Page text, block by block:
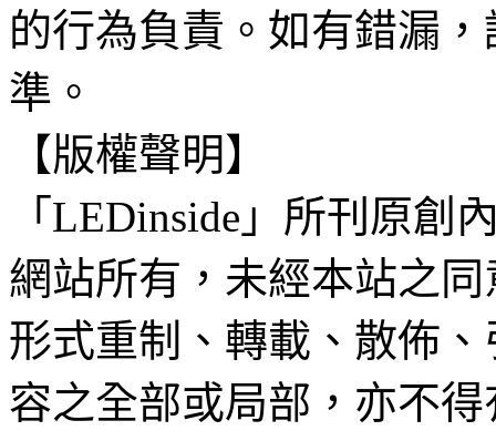
的行為負責。如有錯漏
準。
【版權聲明】
「LEDinside」所刊原創
網站所有，未經本站之
形式重制、轉載、散佈
容之全部或局部，亦不